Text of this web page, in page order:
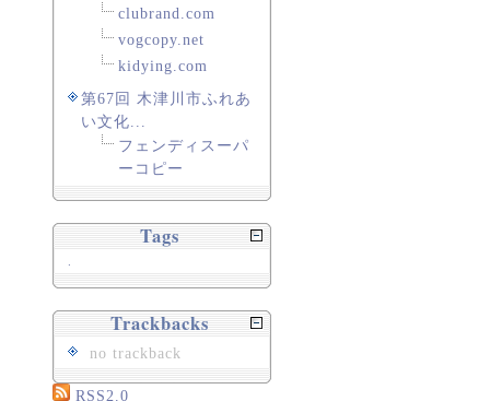
clubrand.com
vogcopy.net
kidying.com
第67回 木津川市ふれあ
い文化...
フェンディスーパ
ーコピー
Tags
Trackbacks
no trackback
RSS2.0